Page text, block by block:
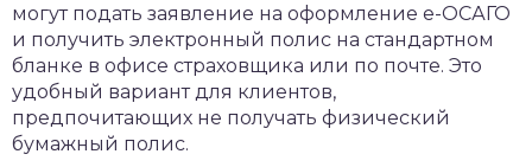
могут подать заявление на оформление е-ОСАГО
и получить электронный полис на стандартном
бланке в офисе страховщика или по почте. Это
удобный вариант для клиентов,
предпочитающих не получать физический
бумажный полис.